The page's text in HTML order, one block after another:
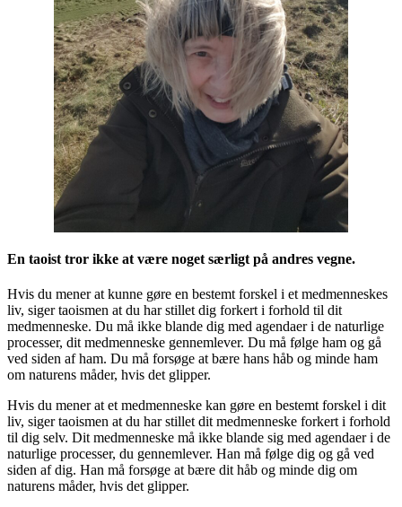
En taoist tror ikke at være noget særligt på andres vegne.
Hvis du mener at kunne gøre en bestemt forskel i et medmenneskes
liv, siger taoismen at du har stillet dig forkert i forhold til dit
medmenneske. Du må ikke blande dig med agendaer i de naturlige
processer, dit medmenneske gennemlever. Du må følge ham og gå
ved siden af ham. Du må forsøge at bære hans håb og minde ham
om naturens måder, hvis det glipper.
Hvis du mener at et medmenneske kan gøre en bestemt forskel i dit
liv, siger taoismen at du har stillet dit medmenneske forkert i forhold
til dig selv. Dit medmenneske må ikke blande sig med agendaer i de
naturlige processer, du gennemlever. Han må følge dig og gå ved
siden af dig. Han må forsøge at bære dit håb og minde dig om
naturens måder, hvis det glipper.